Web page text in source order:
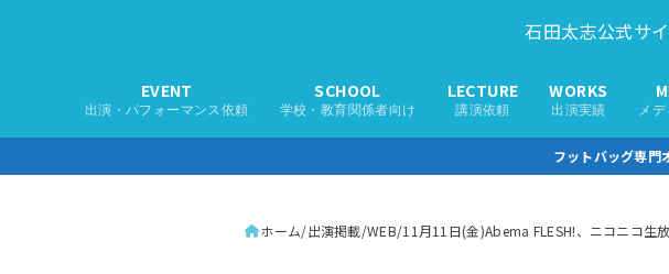
石田太志公式サ
EVENT
出演・パフォーマンス依頼
SCHOOL
学校・教育関係者向け
LECTURE
講演依頼
WORKS
出演実績 メ
フットバッグ専門
ホーム 出演掲載/WEB 11月11日(金)Abema FLESH!、ニコニコ生